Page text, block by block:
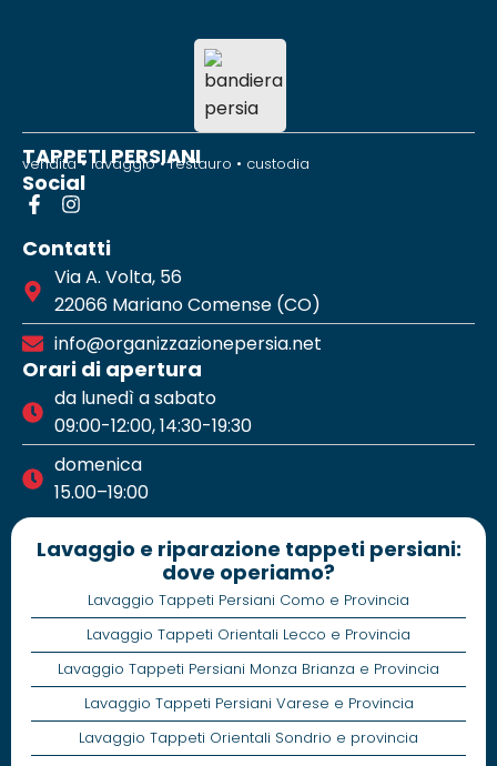
TAPPETI PERSIANI
vendita • lavaggio • restauro • custodia
Social
Contatti
Via A. Volta, 56
22066 Mariano Comense (CO)
info@organizzazionepersia.net
Orari di apertura
da lunedì a sabato
09:00-12:00, 14:30-19:30
domenica
15.00–19:00
Lavaggio e riparazione tappeti persiani:
dove operiamo?
Lavaggio Tappeti Persiani Como e Provincia
Lavaggio Tappeti Orientali Lecco e Provincia
Lavaggio Tappeti Persiani Monza Brianza e Provincia
Lavaggio Tappeti Persiani Varese e Provincia
Lavaggio Tappeti Orientali Sondrio e provincia